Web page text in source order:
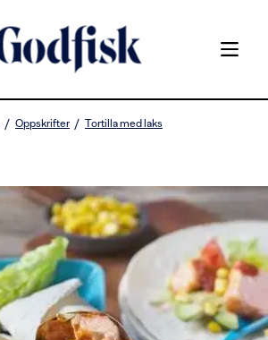
Oppskrifter Tortilla med laks